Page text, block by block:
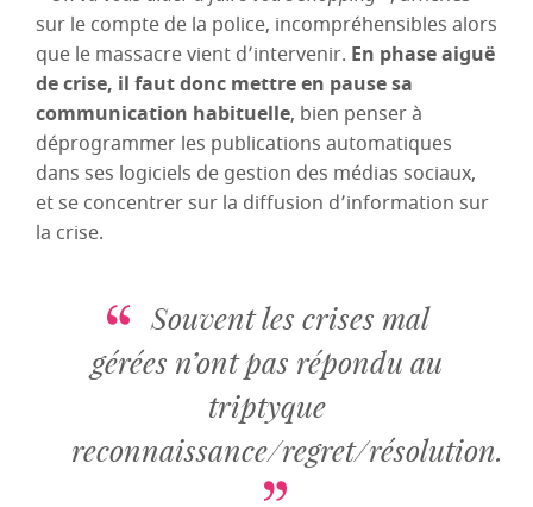
sur le compte de la police, incompréhensibles alors
que le massacre vient d’intervenir. En phase aiguë
de crise, il faut donc mettre en pause sa
communication habituelle, bien penser à
déprogrammer les publications automatiques
dans ses logiciels de gestion des médias sociaux,
et se concentrer sur la diffusion d’information sur
la crise.
Souvent les crises mal
gérées n’ont pas répondu au
triptyque
reconnaissance/regret/résolution.